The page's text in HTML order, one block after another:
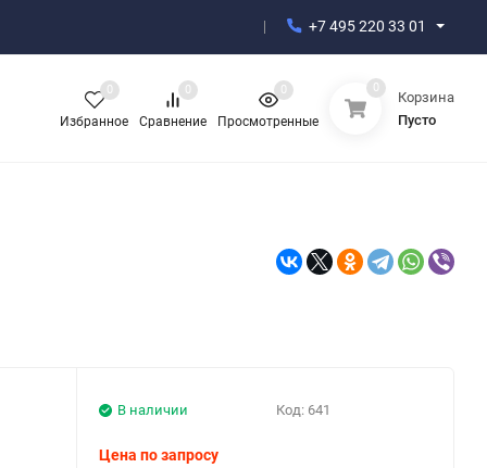
+7 495 220 33 01
Избранное
0
Сравнение
0
Просмотренные
0 0
Корзина
Пусто
В наличии Код: 641
Цена по запросу